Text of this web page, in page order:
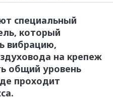
специальный
который
вибрацию,
на крепеж
общий уровень
проходит